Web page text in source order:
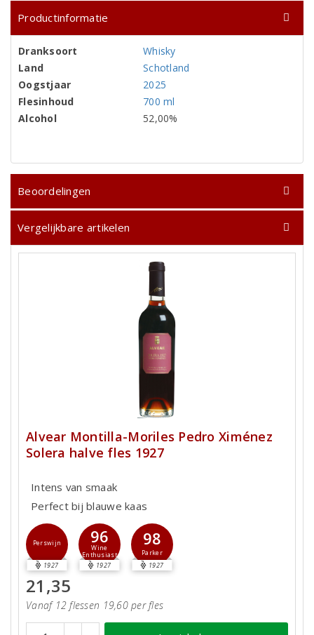
Productinformatie
Dranksoort
Whisky
Land
Schotland
Oogstjaar
2025
Flesinhoud
700 ml
Alcohol
52,00%
Beoordelingen
Vergelijkbare artikelen
Alvear Montilla-Moriles Pedro Ximénez
Solera halve fles 1927
Intens van smaak
Perfect bij blauwe kaas
Perswijn
1927
96
Wine
Enthusiast
1927
98
Parker
1927
21,35
Vanaf 12 flessen 19,60 per fles